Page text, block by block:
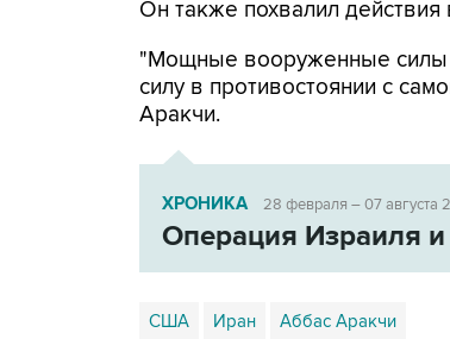
Он также похвалил
"Мощные вооруженные силы
силу в противостоянии с
Аракчи.
ХРОНИКА 28 февраля – 07 августа
Операция Израиля
США Иран Аббас Аракчи